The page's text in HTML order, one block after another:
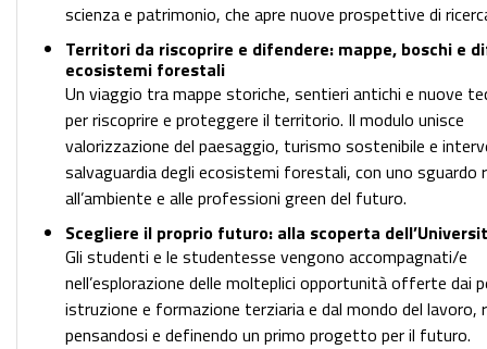
scienza e patrimonio, che apre nuove prospettive di
Territori da riscoprire e difendere: mappe, boschi e
ecosistemi forestali
Un viaggio tra mappe storiche, sentieri antichi e nuove
per riscoprire e proteggere il territorio. Il modulo unisce
valorizzazione del paesaggio, turismo sostenibile e
salvaguardia degli ecosistemi forestali, con uno sguardo
all’ambiente e alle professioni green del futuro.
Scegliere il proprio futuro: alla scoperta
Gli studenti e le studentesse vengono accompagnati/e
nell’esplorazione delle molteplici opportunità offerte dai
istruzione e formazione terziaria e dal mondo del lavoro,
pensandosi e definendo un primo progetto per il futuro.